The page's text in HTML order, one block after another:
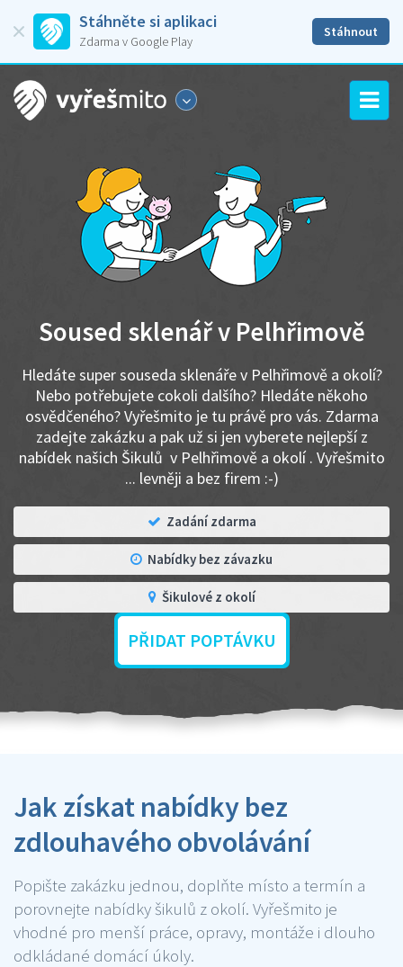
Stáhněte si aplikaci
Zdarma v Google Play
Stáhnout
Soused sklenář v Pelhřimově
Hledáte super souseda sklenáře v Pelhřimově a okolí?
Nebo potřebujete cokoli dalšího? Hledáte někoho
osvědčeného? Vyřešmito je tu právě pro vás. Zdarma
zadejte zakázku a pak už si jen vyberete nejlepší z
nabídek našich Šikulů v Pelhřimově a okolí . Vyřešmito
... levněji a bez firem :-)
Zadání zdarma
Nabídky bez závazku
Šikulové z okolí
PŘIDAT POPTÁVKU
Jak získat nabídky bez
zdlouhavého obvolávání
Popište zakázku jednou, doplňte místo a termín a
porovnejte nabídky šikulů z okolí. Vyřešmito je
vhodné pro menší práce, opravy, montáže i dlouho
odkládané domácí úkoly.